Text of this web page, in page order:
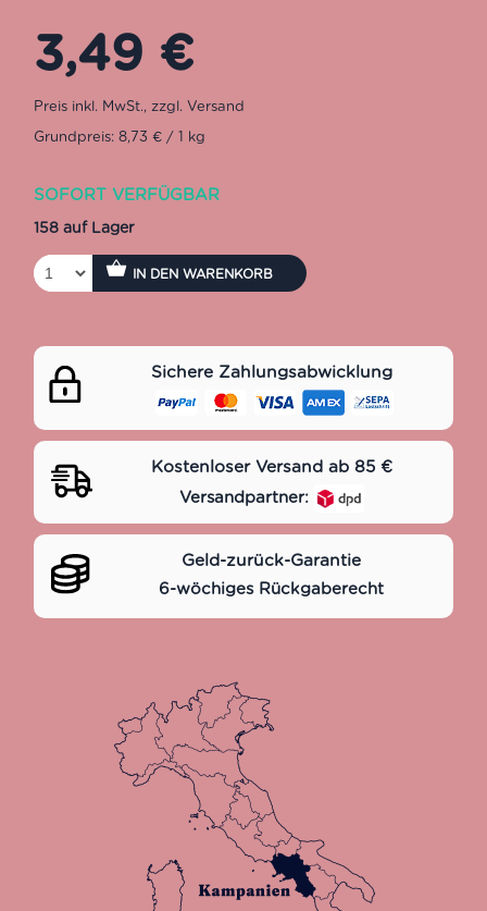
3,49 €
Grundpreis: 8,73 € / 1 kg
SOFORT VERFÜGBAR
158 auf Lager
IN DEN WARENKORB
Sichere Zahlungsabwicklung
Kostenloser Versand ab 85 €
Versandpartner:
Geld-zurück-Garantie
6-wöchiges Rückgaberecht